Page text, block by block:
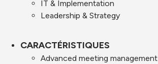
IT & Implementation
Leadership & Strategy
CARACTÉRISTIQUES
Advanced meeting management